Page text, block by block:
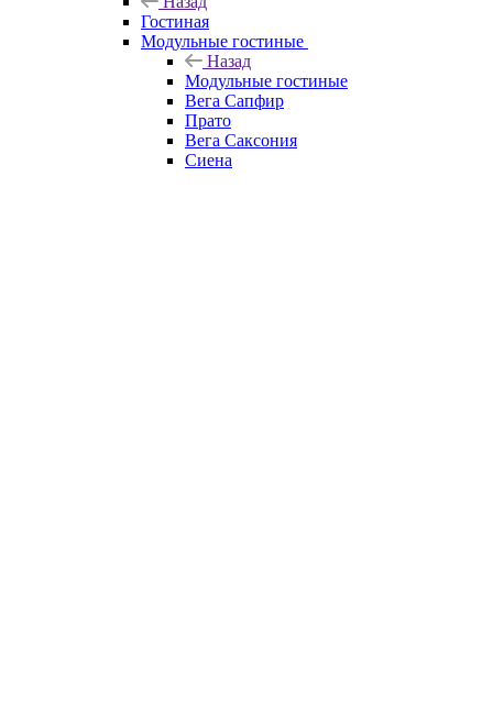
Гостиная
Модульные гостиные
Назад
Модульные гостиные
Вега Сапфир
Прато
Вега Саксония
Сиена